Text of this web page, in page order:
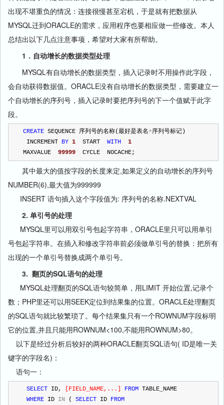
出现不堪重负的情况：连接很慢甚至宕机，于是就有把数据从
MYSQL迁到ORACLE的需求，应用程序也要相应做一些修改。本人
总结出以下几点注意事项，希望对大家有所帮助。
1．自动增长的数据类型处理
MYSQL有自动增长的数据类型，插入记录时不用操作此字段，
会自动获得数据值。ORACLE没有自动增长的数据类型，需要建立一
个自动增长的序列号，插入记录时要把序列号的下一个值赋于此字
段。
CREATE SEQUENCE 序列号的名称(最好是表名+序列号标记)
INCREMENT BY 1
  START
WITH
1
MAXVALUE 99999
  CYCLE  NOCACHE;
其中最大的值按字段的长度来定,如果定义的自动增长的序列号
NUMBER(6),最大值为999999
INSERT 语句插入这个字段值为: 序列号的名称.NEXTVAL
2. 单引号的处理
MYSQL里可以用双引号包起字符串，ORACLE里只可以用单引
号包起字符串。在插入和修改字符串前必须做单引号的替换：把所有
出现的一个单引号替换成两个单引号。
3. 翻页的SQL语句的处理
MYSQL处理翻页的SQL语句较简单，用LIMIT 开始位置,记录个
数；PHP里还可以用SEEK定位到结果集的位置。ORACLE处理翻页
的SQL语句就比较繁琐了。每个结果集只有一个ROWNUM字段标明
它的位置,并且只能用ROWNUM<100,不能用ROWNUM>80。
以下是经过分析后较好的两种ORACLE翻页SQL语句( ID是唯一关
键字的字段名)：
语句一：
SELECT ID, FIELD_NAME,... FROM TABLE_NAME
WHERE ID IN ( SELECT ID FROM